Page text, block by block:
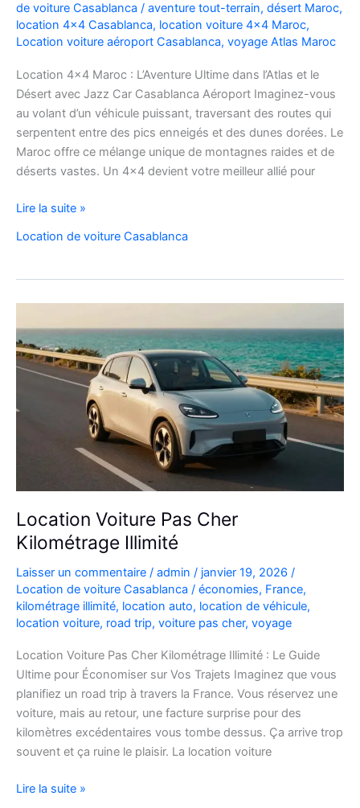
de voiture Casablanca / aventure tout-terrain, désert Maroc,
location 4x4 Casablanca, location voiture 4x4 Maroc,
Location voiture aéroport Casablanca, voyage Atlas Maroc
Location 4×4 Maroc : L’Aventure Ultime dans l’Atlas et le
Désert avec Jazz Car Casablanca Aéroport Imaginez-vous
au volant d’un véhicule puissant, traversant des routes qui
serpentent entre des pics enneigés et des dunes dorées. Le
Maroc offre ce mélange unique de montagnes raides et de
déserts vastes. Un 4×4 devient votre meilleur allié pour
location
voiture
au
Maroc
explorer
l’Atlas
Lire la suite »
Location de voiture Casablanca
Location Voiture Pas Cher
Kilométrage Illimité
Laisser un commentaire / admin / janvier 19, 2026 /
Location de voiture Casablanca / économies, France,
kilométrage illimité, location auto, location de véhicule,
location voiture, road trip, voiture pas cher, voyage
Location Voiture Pas Cher Kilométrage Illimité : Le Guide
Ultime pour Économiser sur Vos Trajets Imaginez que vous
planifiez un road trip à travers la France. Vous réservez une
voiture, mais au retour, une facture surprise pour des
kilomètres excédentaires vous tombe dessus. Ça arrive trop
souvent et ça ruine le plaisir. La location voiture
Location
Lire la suite »